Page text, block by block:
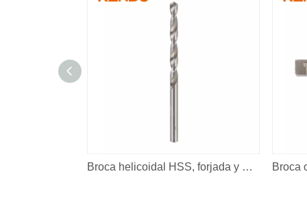
Broca helicoidal HSS, forjada y pulida